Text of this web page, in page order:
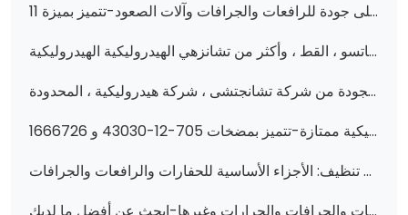
مضخات وقطع غيار التروس الهيدروليكية الأساسية لآلات البناء: أعلى جودة للرافعات والجرافات وآلات الصعود-تتميز بميزة 11C0026 و 705-14-41040 و 7S4629 والمزيد من شركة تشانجي وهواوي
فتح الأداء: مضخات والعتاد الهيدروليكية عالية الجودة وقطع الغيار لكوماتسو ، القط ، وأكثر من تشانزهي الهيدروليكية الهيدروليكية
عزّز أداء أجهزتك بمضخات هيدروليكية عالية الجودة من شركة تشانجتشى ، شركة هيدروليكية ، المحدودة.
عزّز أداء الجرافة والجرار بمضخات هيدروليكية ممتازة-تتميز بمضخات 705-12-43030 و 1666726M91 و 705-41-02310 والمزيد!
تعزيز الأداء مع تروس هيدروليكية عالية الجودة ومضخات تنظيف: الأجزاء الأساسية للحفارات والرافعات والجرافات (بما في ذلك 705-24-29090 و 3P7958 و 241-8693 والمزيد)